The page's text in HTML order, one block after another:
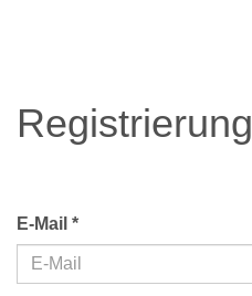
Registrierung
E-Mail *